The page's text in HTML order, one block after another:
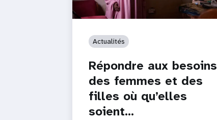
Actualités
Répondre aux besoins
des femmes et des
filles où qu’elles
soient…